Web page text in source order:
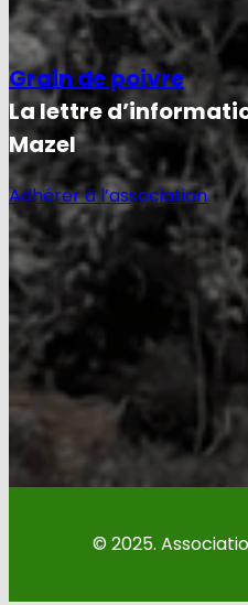
Grain de poivre
La lettre
Mazel
Adhérer à l’association
© 2025.